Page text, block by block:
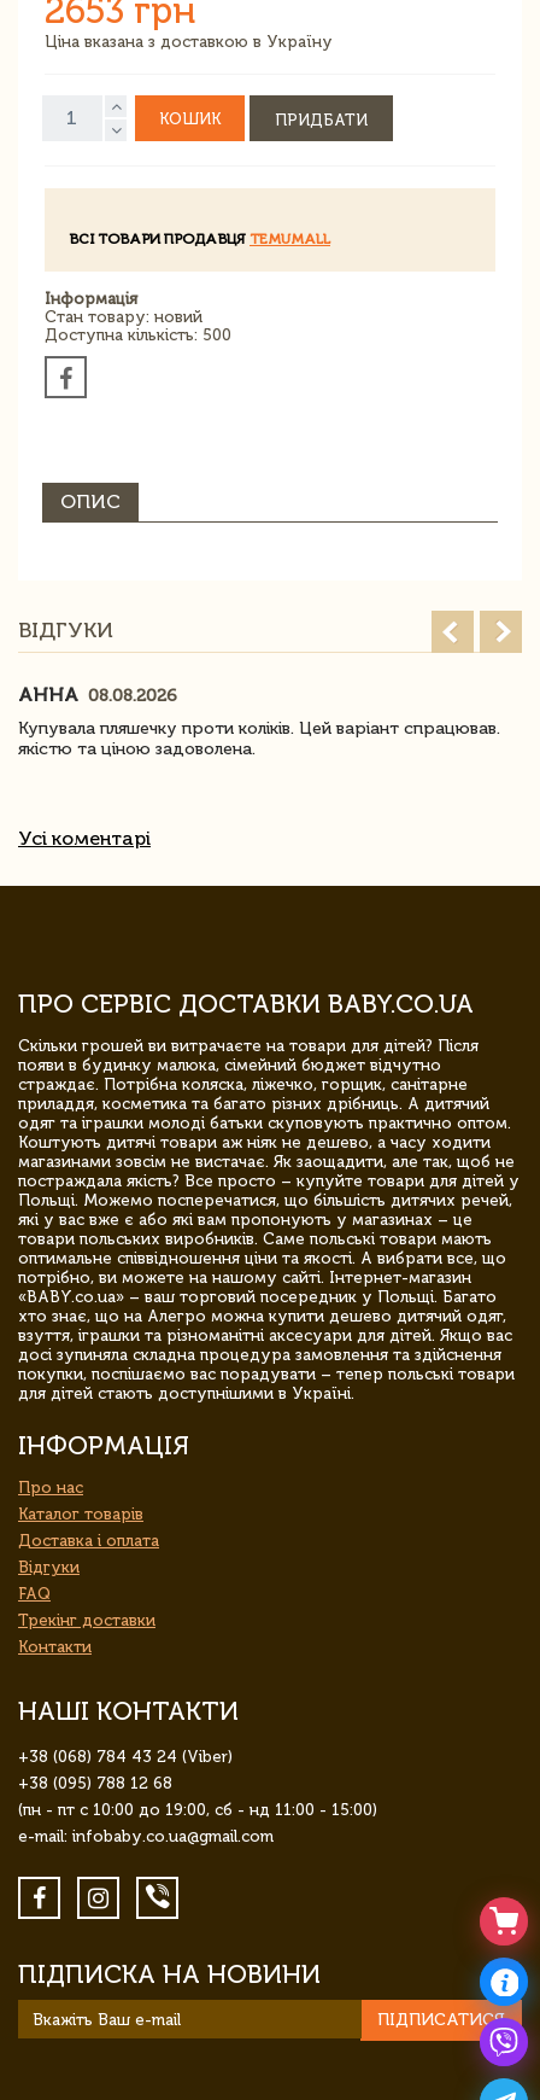
2653 грн
Ціна вказана з доставкою в Україну
КОШИК ПРИДБАТИ
ВСІ ТОВАРИ ПРОДАВЦЯ TEMUMALL
Інформація
Стан товару: новий
Доступна кількість: 500
ОПИС
ВІДГУКИ
АННА 08.08.2026
Купувала пляшечку проти коліків. Цей варіант спрацював.
якістю та ціною задоволена.
Усі коментарі
ПРО СЕРВІС ДОСТАВКИ BABY.CO.UA
Скільки грошей ви витрачаєте на товари для дітей? Після
появи в будинку малюка, сімейний бюджет відчутно
страждає. Потрібна коляска, ліжечко, горщик, санітарне
приладдя, косметика та багато різних дрібниць. А дитячий
одяг та іграшки молоді батьки скуповують практично оптом.
Коштують дитячі товари аж ніяк не дешево, а часу ходити
магазинами зовсім не вистачає. Як заощадити, але так, щоб не
постраждала якість? Все просто – купуйте товари для дітей у
Польщі. Можемо посперечатися, що більшість дитячих речей,
які у вас вже є або які вам пропонують у магазинах – це
товари польських виробників. Саме польські товари мають
оптимальне співвідношення ціни та якості. А вибрати все, що
потрібно, ви можете на нашому сайті. Інтернет-магазин
«BABY.co.ua» – ваш торговий посередник у Польщі. Багато
хто знає, що на Алегро можна купити дешево дитячий одяг,
взуття, іграшки та різноманітні аксесуари для дітей. Якщо вас
досі зупиняла складна процедура замовлення та здійснення
покупки, поспішаємо вас порадувати – тепер польські товари
для дітей стають доступнішими в Україні.
ІНФОРМАЦІЯ
Про нас
Каталог товарів
Доставка і оплата
Відгуки
FAQ
Трекінг доставки
Контакти
НАШІ КОНТАКТИ
+38 (068) 784 43 24 (Viber)
+38 (095) 788 12 68
(пн - пт с 10:00 до 19:00, сб - нд 11:00 - 15:00)
e-mail: infobaby.co.ua@gmail.com
ПІДПИСКА НА НОВИНИ
ПІДПИСАТИСЯ